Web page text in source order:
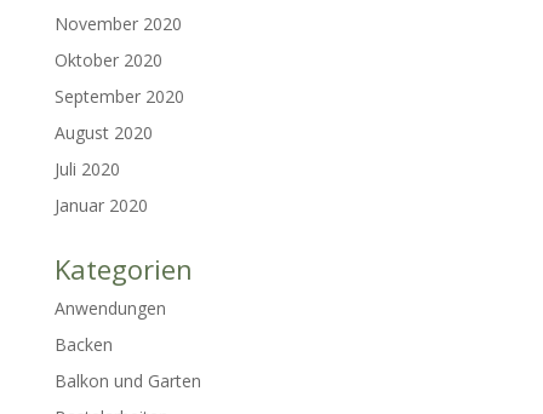
November 2020
Oktober 2020
September 2020
August 2020
Juli 2020
Januar 2020
Kategorien
Anwendungen
Backen
Balkon und Garten